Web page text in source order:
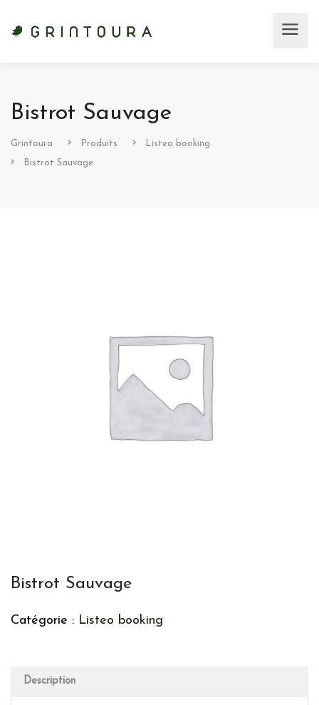
Bistrot Sauvage
Grintoura Produits Listeo booking
Bistrot Sauvage
Bistrot Sauvage
Catégorie : Listeo booking
Description